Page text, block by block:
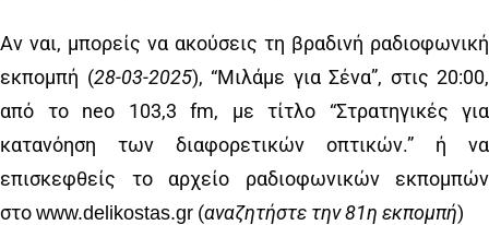
Αν ναι, μπορείς να ακούσεις τη βραδινή ραδιοφωνική
εκπομπή (28-03-2025), “Μιλάμε για Σένα”, στις 20:00,
από το neo 103,3 fm, με τίτλο “Στρατηγικές για
κατανόηση των διαφορετικών οπτικών.” ή να
επισκεφθείς το αρχείο ραδιοφωνικών εκπομπών
στο www.delikostas.gr (αναζητήστε την81η εκπομπή)